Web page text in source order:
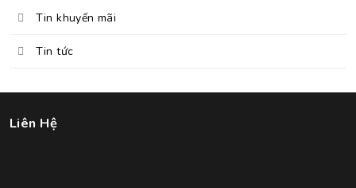
Tin khuyến mãi
Tin tức
Liên Hệ